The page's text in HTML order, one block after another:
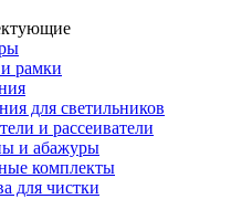
рамки
для светильников
и рассеиватели
и абажуры
комплекты
для чистки